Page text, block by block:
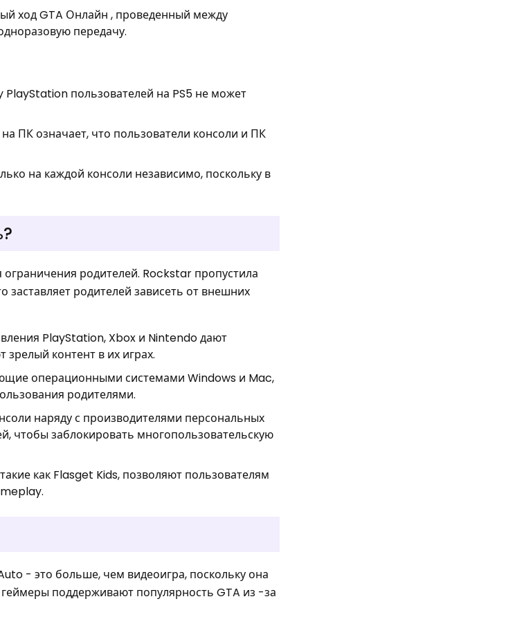
ход GTA Онлайн , проведенный между
передачу.
PlayStation пользователей на PS5 не может
ПК означает, что пользователи консоли и ПК
на каждой консоли независимо, поскольку в
родителей. Rockstar пропустила
родителей зависеть от внешних
PlayStation, Xbox и Nintendo дают
контент в их играх.
операционными системами Windows и Mac,
родителями.
наряду с производителями персональных
чтобы заблокировать многопользовательскую
как Flasget Kids, позволяют пользователям
- это больше, чем видеоигра, поскольку она
поддерживают популярность GTA из -за